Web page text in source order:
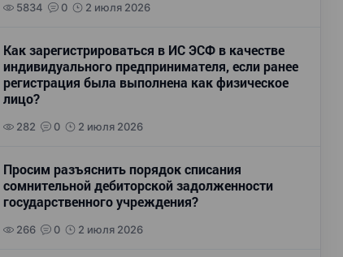
5834 0 2 июля 2026
Как зарегистрироваться в ИС ЭСФ в качестве
индивидуального предпринимателя, если ранее
регистрация была выполнена как физическое
лицо?
282 0 2 июля 2026
Просим разъяснить порядок списания
сомнительной дебиторской задолженности
государственного учреждения?
266 0 2 июля 2026